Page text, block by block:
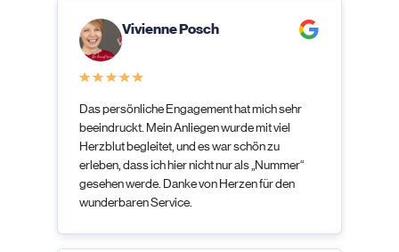
Vivienne Posch
Das persönliche Engagement hat mich sehr
beeindruckt. Mein Anliegen wurde mit viel
Herzblut begleitet, und es war schön zu
erleben, dass ich hier nicht nur als „Nummer“
gesehen werde. Danke von Herzen für den
wunderbaren Service.